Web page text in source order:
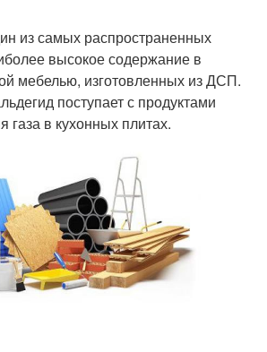
из самых распространенных
высокое содержание в
мебелью, изготовленных из ДСП.
поступает с продуктами
газа в кухонных плитах.